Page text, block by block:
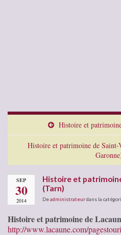
Histoire et
Histoire et patrimoine de Saint-
SEP
30
2014
Histoire et
(Tarn)
Deadministrateurdans la
Histoire et patrimoine de
http://www.lacaune.com/